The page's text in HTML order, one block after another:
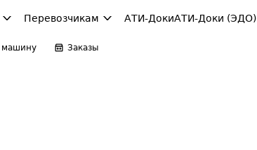
Перевозчикам АТИ-ДокиАТИ-Доки (ЭДО)
машину Заказы